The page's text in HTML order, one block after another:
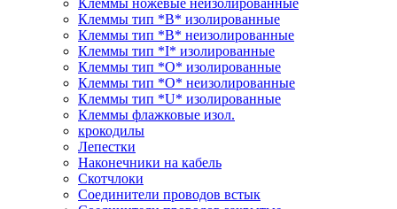
Клеммы тип *B* изолированные
Клеммы тип *B* неизолированные
Клеммы тип *I* изолированные
Клеммы тип *O* изолированные
Клеммы тип *O* неизолированные
Клеммы тип *U* изолированные
Клеммы флажковые изол.
крокодилы
Лепестки
Наконечники на кабель
Скотчлоки
Соединители проводов встык